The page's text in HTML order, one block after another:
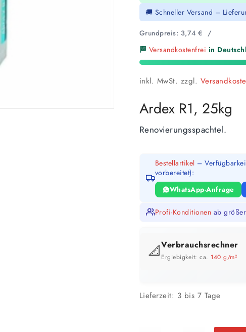
🚚 Schneller Versand –
Grundpreis: 3,74€ /
🏁 Versandkostenfrei in
inkl. MwSt. zzgl.
Ardex R1, 25kg
Renovierungsspachtel.
Bestellartikel –
vorbereitet):
WhatsApp-Anfrage
Profi-Konditionen ab
📐Verbrauchsrechner
Ergiebigkeit: ca. 140 g/m²
Lieferzeit: 3 bis 7 Tage